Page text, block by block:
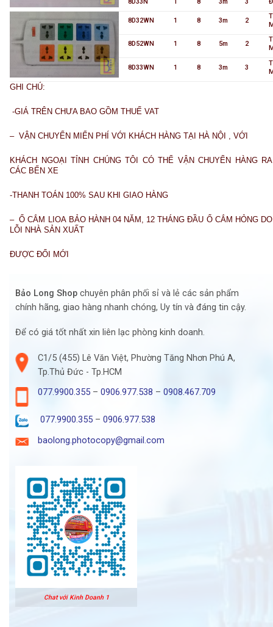
8D32WN 1 8 3m 2
8D52WN 1 8 5m 2
8D33WN 1 8 3m 3
GHI CHÚ:
-GIÁ TRÊN CHƯA BAO GỒM THUẾ VAT
– VẬN CHUYỂN MIỂN PHÍ VỚI KHÁCH HÀNG TẠI HÀ NỘI , VỚI
KHÁCH NGOẠI TỈNH CHÚNG TÔI CÓ THỂ VẬN CHUYỂN HÀNG RA
CÁC BẾN XE
-THANH TOÁN 100% SAU KHI GIAO HÀNG
– Ổ CẮM LIOA BẢO HÀNH 04 NĂM, 12 THÁNG ĐẦU Ổ CẮM HỎNG DO
LỖI NHÀ SẢN XUẤT
ĐƯỢC ĐỔI MỚI
Bảo Long Shop chuyên phân phối sỉ và lẻ các sản phẩm
chính hãng, giao hàng nhanh chóng, Uy tín và đáng tin cậy.
Để có giá tốt nhất xin liên lạc phòng kinh doanh.
C1/5 (455) Lê Văn Việt, Phường Tăng Nhơn Phú A,
Tp.Thủ Đức - Tp.HCM
077.9900.355– 0906.977.538 – 0908.467.709
077.9900.355– 0906.977.538
baolong.photocopy@gmail.com
Chat với Kinh Doanh 1